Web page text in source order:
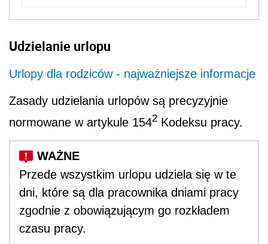
Udzielanie urlopu
Urlopy dla rodziców - najważniejsze informacje
Zasady udzielania urlopów są precyzyjnie
normowane w artykule 1542 Kodeksu pracy.
Przede wszystkim urlopu udziela się w te
dni, które są dla pracownika dniami pracy
zgodnie z obowiązującym go rozkładem
czasu pracy.